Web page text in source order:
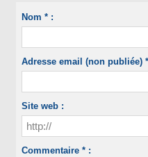
Nom * :
Adresse email (non publiée)
Site web :
Commentaire * :